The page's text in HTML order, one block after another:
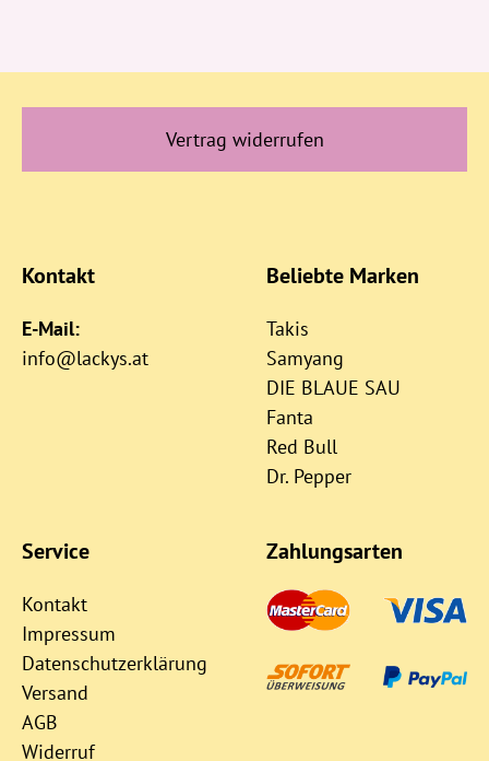
Vertrag widerrufen
Kontakt
E-Mail:
info@lackys.at
Beliebte Marken
Takis
Samyang
DIE BLAUE SAU
Fanta
Red Bull
Dr. Pepper
Service
Kontakt
Impressum
Datenschutzerklärung
Versand
AGB
Widerruf
Zahlungsarten